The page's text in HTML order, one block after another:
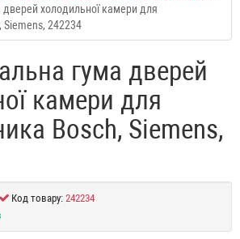
холодильної камери для
Siemens, 242234
гума дверей
камери для
Bosch, Siemens,
Код товару: 242234